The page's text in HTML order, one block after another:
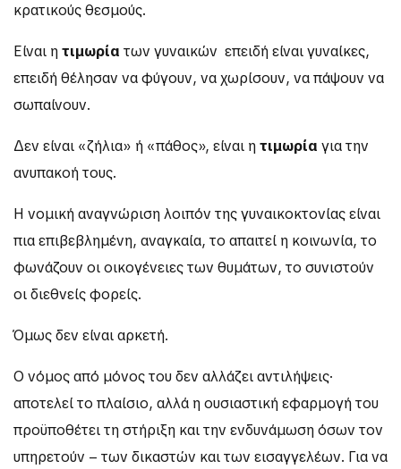
κρατικούς θεσμούς.
Είναι ητιμωρία των γυναικών επειδή είναι γυναίκες,
επειδή θέλησαν να φύγουν, να χωρίσουν, να πάψουν να
σωπαίνουν.
Δεν είναι «ζήλια» ή «πάθος», είναι ητιμωρία για την
ανυπακοή τους.
Η νομική αναγνώριση λοιπόν της γυναικοκτονίας είναι
πια επιβεβλημένη, αναγκαία, το απαιτεί η κοινωνία, το
φωνάζουν οι οικογένειες των θυμάτων, το συνιστούν
οι διεθνείς φορείς.
Όμως δεν είναι αρκετή.
Ο νόμος από μόνος του δεν αλλάζει αντιλήψεις·
αποτελεί το πλαίσιο, αλλά η ουσιαστική εφαρμογή του
προϋποθέτει τη στήριξη και την ενδυνάμωση όσων τον
υπηρετούν – των δικαστών και των εισαγγελέων. Για να